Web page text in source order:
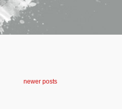
newer posts